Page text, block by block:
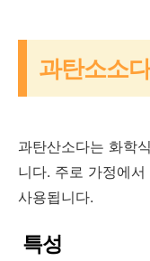
과탄소소
과탄산소다는 화학
니다. 주로 가정에
사용됩니다.
특성